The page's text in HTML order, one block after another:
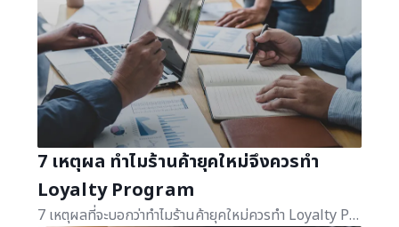
7 เหตุผล ทำไมร้านค้ายุคใหม่จึงควรทำ
Loyalty Program
7 เหตุผลที่จะบอกว่าทำไมร้านค้ายุคใหม่ควรทำ Loyalty Program วันนี้เราจะมาตอบคำถามให้ธุรกิจของคุณเข้าใจได้ง่ายขึ้น